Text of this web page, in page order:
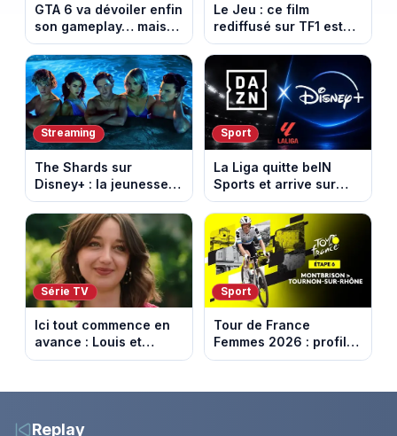
GTA 6 va dévoiler enfin
son gameplay… mais
d’abord sur Netflix
Le Jeu : ce film
rediffusé sur TF1 est
adapté d’un succès
italien devenu un
phénomène mondial
Streaming
The Shards sur
Disney+ : la jeunesse
dorée de Los Angeles
face à un tueur dans
les années 80
Sport
La Liga quitte beIN
Sports et arrive sur
DAZN et Disney+ en
France
Série TV
Ici tout commence en
avance : Louis et
Jasmine enfin en
août 2026 (spoiler)
Sport
Tour de France
Femmes 2026 : profil
et horaires de la 6e
Montbrison et
Replay